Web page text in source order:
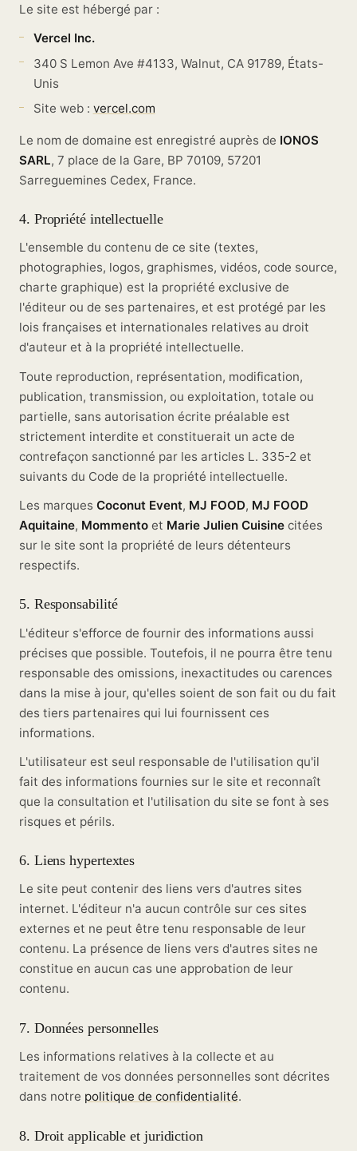
Le site est hébergé par :
Vercel Inc.
340 S Lemon Ave #4133, Walnut, CA 91789, États-
Unis
Site web : vercel.com
Le nom de domaine est enregistré auprès de IONOS
SARL, 7 place de la Gare, BP 70109, 57201
Sarreguemines Cedex, France.
4. Propriété intellectuelle
L'ensemble du contenu de ce site (textes,
photographies, logos, graphismes, vidéos, code source,
charte graphique) est la propriété exclusive de
l'éditeur ou de ses partenaires, et est protégé par les
lois françaises et internationales relatives au droit
d'auteur et à la propriété intellectuelle.
Toute reproduction, représentation, modification,
publication, transmission, ou exploitation, totale ou
partielle, sans autorisation écrite préalable est
strictement interdite et constituerait un acte de
contrefaçon sanctionné par les articles L. 335-2 et
suivants du Code de la propriété intellectuelle.
Les marques Coconut Event, MJ FOOD, MJ FOOD
Aquitaine, Mommento et Marie Julien Cuisine citées
sur le site sont la propriété de leurs détenteurs
respectifs.
5. Responsabilité
L'éditeur s'efforce de fournir des informations aussi
précises que possible. Toutefois, il ne pourra être tenu
responsable des omissions, inexactitudes ou carences
dans la mise à jour, qu'elles soient de son fait ou du fait
des tiers partenaires qui lui fournissent ces
informations.
L'utilisateur est seul responsable de l'utilisation qu'il
fait des informations fournies sur le site et reconnaît
que la consultation et l'utilisation du site se font à ses
risques et périls.
6. Liens hypertextes
Le site peut contenir des liens vers d'autres sites
internet. L'éditeur n'a aucun contrôle sur ces sites
externes et ne peut être tenu responsable de leur
contenu. La présence de liens vers d'autres sites ne
constitue en aucun cas une approbation de leur
contenu.
7. Données personnelles
Les informations relatives à la collecte et au
traitement de vos données personnelles sont décrites
dans notre politique de confidentialité.
8. Droit applicable et juridiction